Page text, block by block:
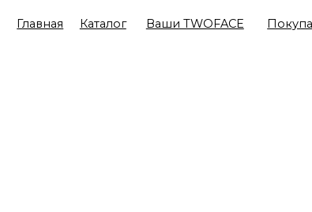
Главная Каталог Ваши TWOFACE Покупателям